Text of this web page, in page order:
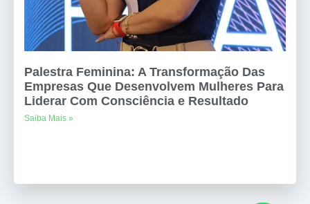
Palestra Feminina: A Transformação Das
Empresas Que Desenvolvem Mulheres Para
Liderar Com Consciência e Resultado
Saiba Mais »